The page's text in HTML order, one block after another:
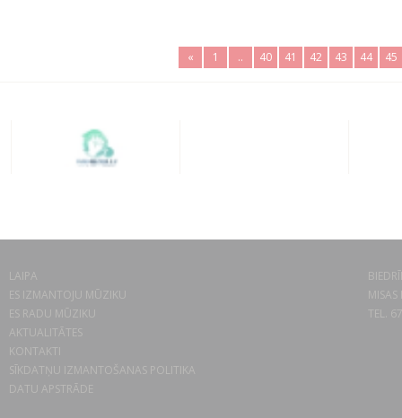
« 1 .. 40 41 42 43 44 45
LAIPA
ES IZMANTOJU MŪZIKU
ES RADU MŪZIKU
AKTUALITĀTES
KONTAKTI
SĪKDATŅU IZMANTOŠANAS POLITIKA
DATU APSTRĀDE
TEL.